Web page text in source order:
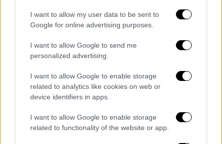
I want to allow my user data to be sent to
Google for online advertising purposes.
I want to allow Google to send me
personalized advertising.
I want to allow Google to enable storage
related to analytics like cookies on web or
device identifiers in apps.
I want to allow Google to enable storage
related to functionality of the website or app.
Πολιτική|11.02.2019 22:13
Αιχμές Καμμένου για Βούτση-Κουίκ: